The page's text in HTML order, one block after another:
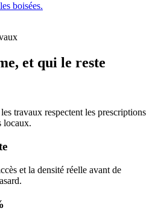
boisées.
et qui le reste
travaux respectent les prescriptions
locaux.
et la densité réelle avant de